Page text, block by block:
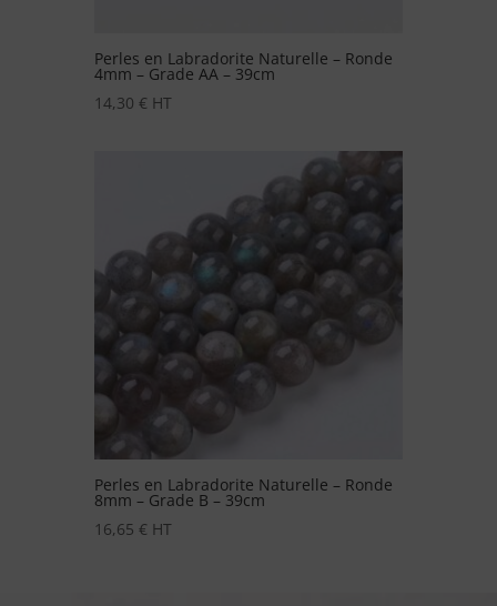
Perles en Labradorite Naturelle – Ronde
4mm – Grade AA – 39cm
14,30 € HT
Perles en Labradorite Naturelle – Ronde
8mm – Grade B – 39cm
16,65 € HT